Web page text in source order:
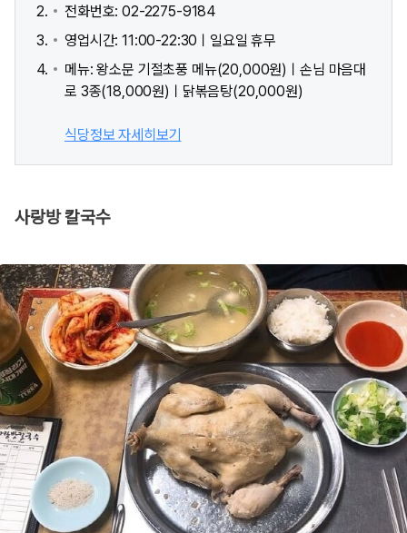
전화번호: 02-2275-9184
영업시간: 11:00-22:30ㅣ일요일 휴무
메뉴: 왕소문 기절초풍 메뉴(20,000원)ㅣ손님 마음대
로 3종(18,000원)ㅣ닭볶음탕(20,000원)
식당정보 자세히보기
사랑방 칼국수